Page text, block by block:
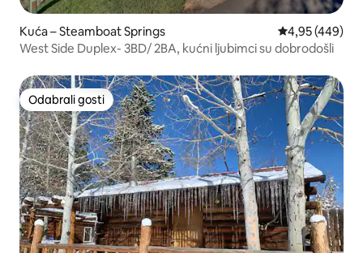
Kuća – Steamboat Springs Prosječna
4,95 (449)
West Side Duplex- 3BD/ 2BA, kućni ljubimci su dobrodošli
Odabrali gosti
Odabrali gosti